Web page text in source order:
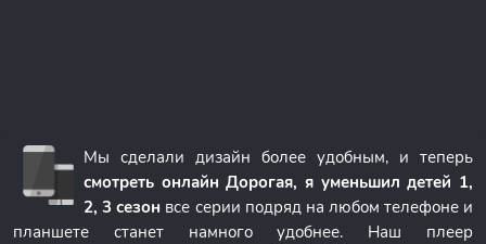
Мы сделали дизайн более удобным, и теперь
смотреть онлайн Дорогая, я уменьшил детей 1,
2, 3 сезон все серии подряд на любом телефоне и
планшете станет намного удобнее. Наш плеер